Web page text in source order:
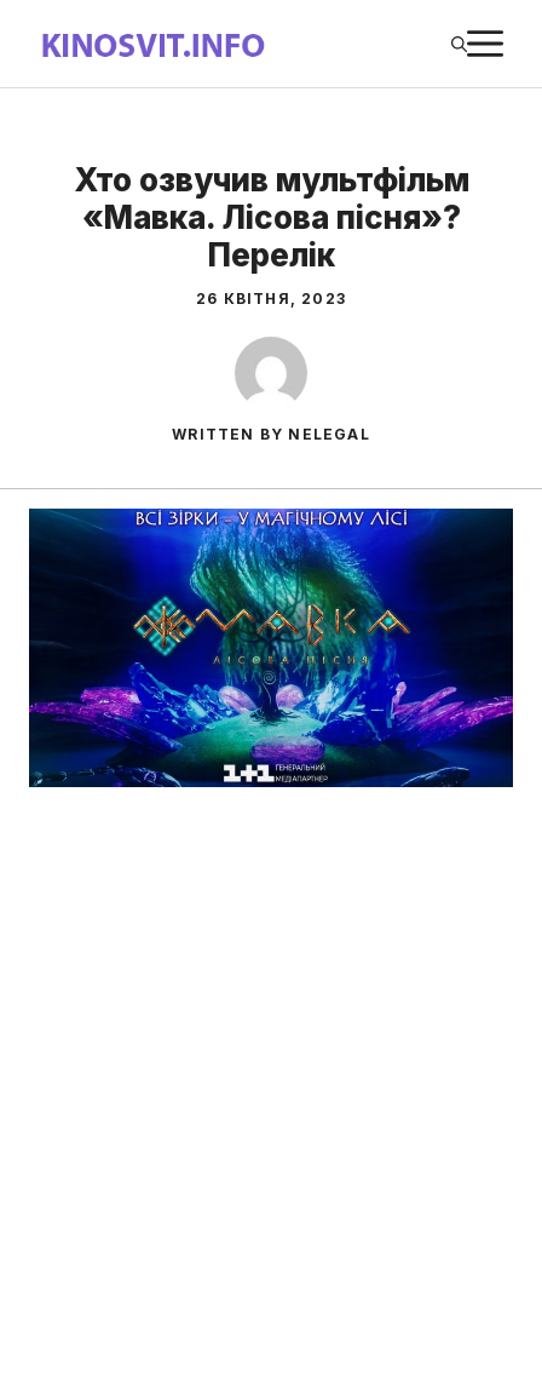
вмісту
Хто озвучив мультфільм
«Мавка. Лісова пісня»?
Перелік
26 КВІТНЯ, 2023
WRITTEN BY NELEGAL